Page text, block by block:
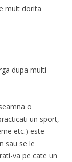
mult dorita
dupa multi
o
un sport,
etc.) este
sau se le
va pe cate un